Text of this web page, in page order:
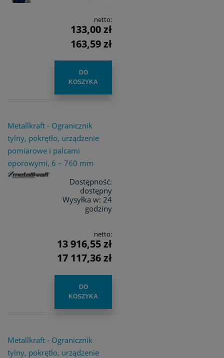
netto:
133,00 zł
163,59 zł
DO
KOSZYKA
Metallkraft - Ogranicznik
tylny, pokrętło, urządzenie
pomiarowe i palcami
oporowymi, 6 – 760 mm
Dostępność:
dostępny
Wysyłka w: 24
godziny
netto:
13 916,55 zł
17 117,36 zł
DO
KOSZYKA
Metallkraft - Ogranicznik
tylny, pokrętło, urządzenie